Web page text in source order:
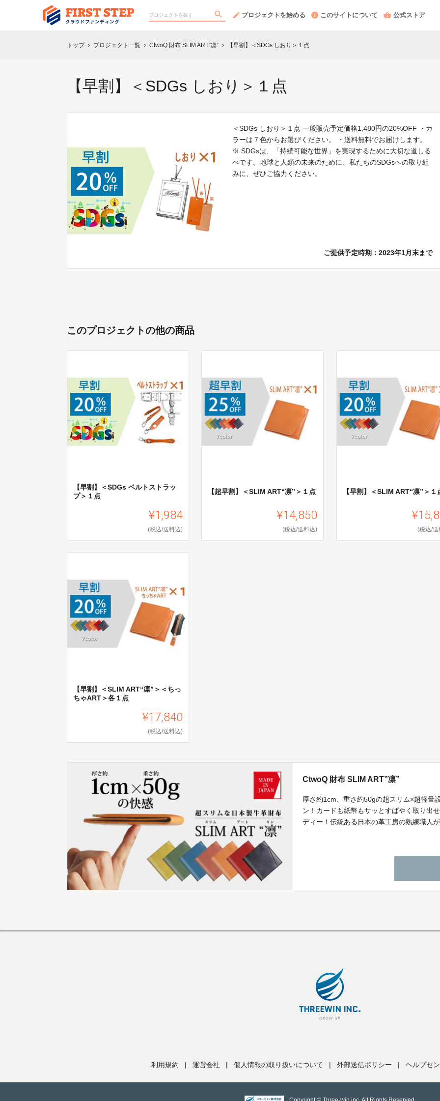
プロジェクトを始める このサイトについて 公式ストア
トップ chevron_right プロジェクト一覧 chevron_right CtwoQ 財布 SLIM ART”凛” chevron_right 【早割】＜SDGs しおり＞１点
【早割】＜SDGs しおり＞１点
＜SDGs しおり＞１点 一般販売予定価格1,480円の20%OFF ・カ
ラーは７色からお選びください。 ・送料無料でお届けします。
※ SDGsは、「持続可能な世界」を実現するために大切な道しる
べです。地球と人類の未来のために、私たちのSDGsへの取り組
みに、ぜひご協力ください。
ご提供予定時期：2023年1月末まで
このプロジェクトの他の商品
【早割】＜SDGs ベルトストラッ
プ＞１点
¥1,984
(税込/送料込)
【超早割】＜SLIM ART“凛”＞１点
¥14,850
(税込/送料込)
【早割】＜SLIM ART“凛”＞１
(税込/送
【早割】＜SLIM ART“凛”＞＜ちっ
ちゃART＞各１点
¥17,840
(税込/送料込)
CtwoQ 財布 SLIM ART”凛”
厚さ約1cm、重さ約50gの超スリム×超軽量
ン！カードも紙幣もサッとすばやく取り出
ディー！伝統ある日本の革工房の熟練職人
利用規約 | 運営会社 | 個人情報の取り扱いについて | 外部送信ポリシー | ヘルプセ